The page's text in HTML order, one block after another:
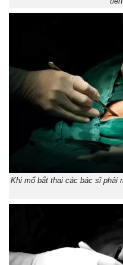
Khi mổ bắt thai các bác sĩ phải